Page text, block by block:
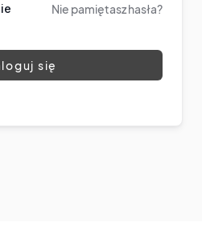
Nie pamiętasz hasła?
się